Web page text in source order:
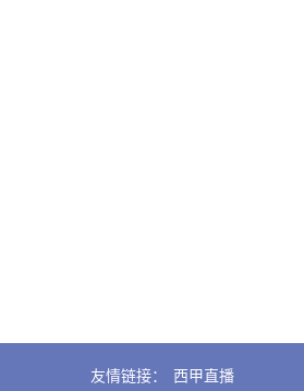
友情链接： 西甲直播